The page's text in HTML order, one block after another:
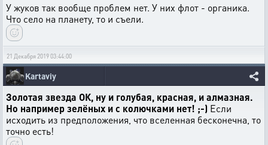
У жуков так вообще проблем нет. У них флот - органика.
Что село на планету, то и съели.
21 Декабря 2019 03:44:00
Kartaviy
Золотая звезда ОК, ну и голубая, красная, и алмазная.
Но например зелёных и с колючками нет! ;-) Если
исходить из предположения, что вселенная бесконечна, то
точно есть!